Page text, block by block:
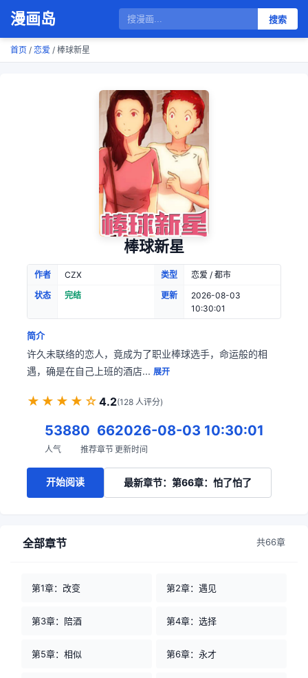
漫画岛 搜索
首页 / 恋爱 / 棒球新星
棒球新星
作者 CZX 类型
恋爱 / 都市
状态
完结 更新
2026-08-03
10:30:01
简介
许久未联络的恋人，竟成为了职业棒球选手，命运般的相
遇，确是在自己上班的酒店... 展开
★★★★☆ 4.2(128 人评分)
5388
人气
0
推荐
66
章节
2026-08-03 10:30:01
更新时间
开始阅读 最新章节：第66章：怕了怕了
全部章节 共66章
第1章：改变 第2章：遇见
第3章：陪酒 第4章：选择
第5章：相似 第6章：永才